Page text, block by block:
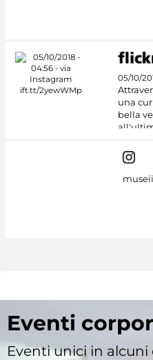
05/10/
una
bella
Eventi
Eventi unici in